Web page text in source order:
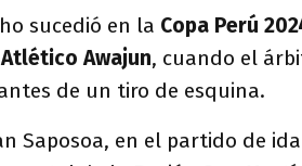
sucedió en la Copa Perú
Awajun, cuando el
de un tiro de esquina.
Saposoa, en el partido de